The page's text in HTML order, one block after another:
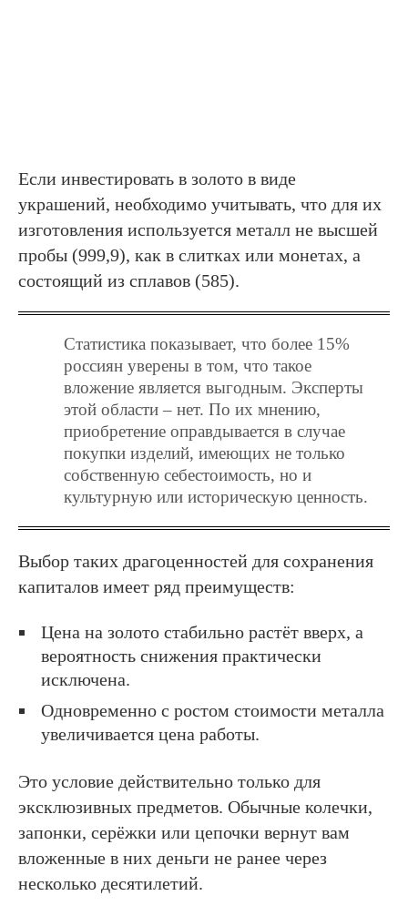
Если инвестировать в золото в виде
украшений, необходимо учитывать, что для их
изготовления используется металл не высшей
пробы (999,9), как в слитках или монетах, а
состоящий из сплавов (585).
Статистика показывает, что более 15%
россиян уверены в том, что такое
вложение является выгодным. Эксперты
этой области – нет. По их мнению,
приобретение оправдывается в случае
покупки изделий, имеющих не только
собственную себестоимость, но и
культурную или историческую ценность.
Выбор таких драгоценностей для сохранения
капиталов имеет ряд преимуществ:
Цена на золото стабильно растёт вверх, а
вероятность снижения практически
исключена.
Одновременно с ростом стоимости металла
увеличивается цена работы.
Это условие действительно только для
эксклюзивных предметов. Обычные колечки,
запонки, серёжки или цепочки вернут вам
вложенные в них деньги не ранее через
несколько десятилетий.